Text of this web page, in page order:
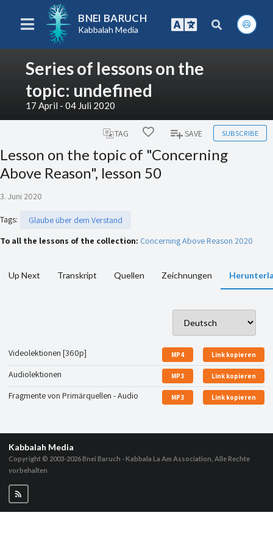
BNEI BARUCH
Kabbalah Media
Series of lessons on the
topic: undefined
17 April - 04 Juli 2020
TAG SAVE SUBSCRIBE
Lesson on the topic of "Concerning
Above Reason", lesson 50
3. Juni 2020
Tags:
Glaube über dem Verstand
To all the lessons of the collection: Concerning Above Reason 2020
Up Next Transkript Quellen Zeichnungen
Videolektionen [360p] MP4 Link kopieren
Audiolektionen MP3 Link kopieren
Fragmente von Primärquellen - Audio MP3 Link kopieren
Kabbalah Media
Copyright © 2003-2026Bnei Baruch - Kabbala La Am Association, Alle Rechte
vorbehalten